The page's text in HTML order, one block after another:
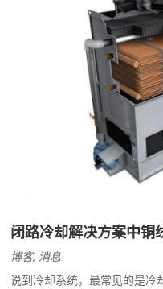
闭路冷却解决方案中铜
博客, 消息
说到冷却系统，最常见的是冷